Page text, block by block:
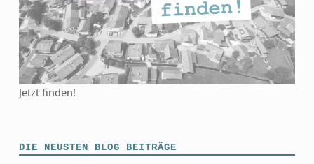
Jetzt finden!
DIE NEUSTEN BLOG BEITRÄGE